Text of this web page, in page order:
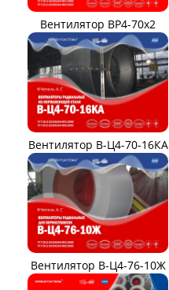
Вентилятор ВР4-70x2
Вентилятор В-Ц4-70-16КА
Вентилятор В-Ц4-76-10Ж